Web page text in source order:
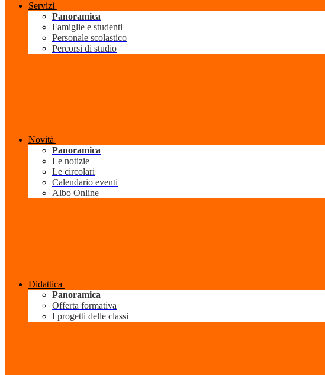
Servizi
Panoramica
Famiglie e studenti
Personale scolastico
Percorsi di studio
Novità
Panoramica
Le notizie
Le circolari
Calendario eventi
Albo Online
Didattica
Panoramica
Offerta formativa
I progetti delle classi